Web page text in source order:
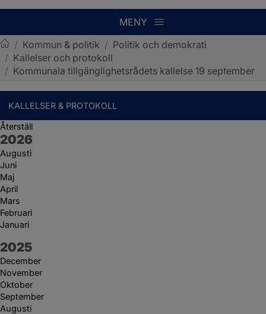
MENY
Sotenäs kommun
/ Kommun & politik / Politik och demokrati
/ Kallelser och protokoll
/ Kommunala tillgänglighetsrådets kallelse 19 september
KALLELSER & PROTOKOLL
Återställ
År:
2026
Augusti
Juni
Maj
April
Mars
Februari
Januari
År:
2025
December
November
Oktober
September
Augusti